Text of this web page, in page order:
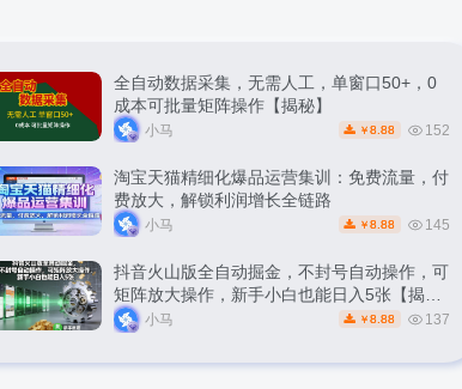
全自动数据采集，无需人工，单窗口50+，0
成本可批量矩阵操作【揭秘】
小马 ￥ 8.88 152
淘宝天猫精细化爆品运营集训：免费流量，付
费放大，解锁利润增长全链路
小马 ￥ 8.88 145
抖音火山版全自动掘金，不封号自动操作，可
矩阵放大操作，新手小白也能日入5张【揭
秘】小马 ￥ 8.88 137